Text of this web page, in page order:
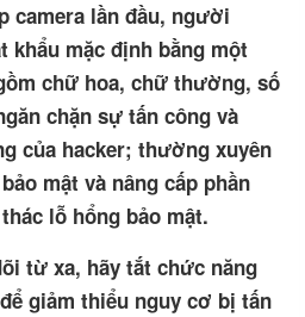
camera lần đầu, người
khẩu mặc định bằng một
chữ hoa, chữ thường, số
chặn sự tấn công và
của hacker; thường xuyên
mật và nâng cấp phần
lỗ hổng bảo mật.
từ xa, hãy tắt chức năng
giảm thiểu nguy cơ bị tấn